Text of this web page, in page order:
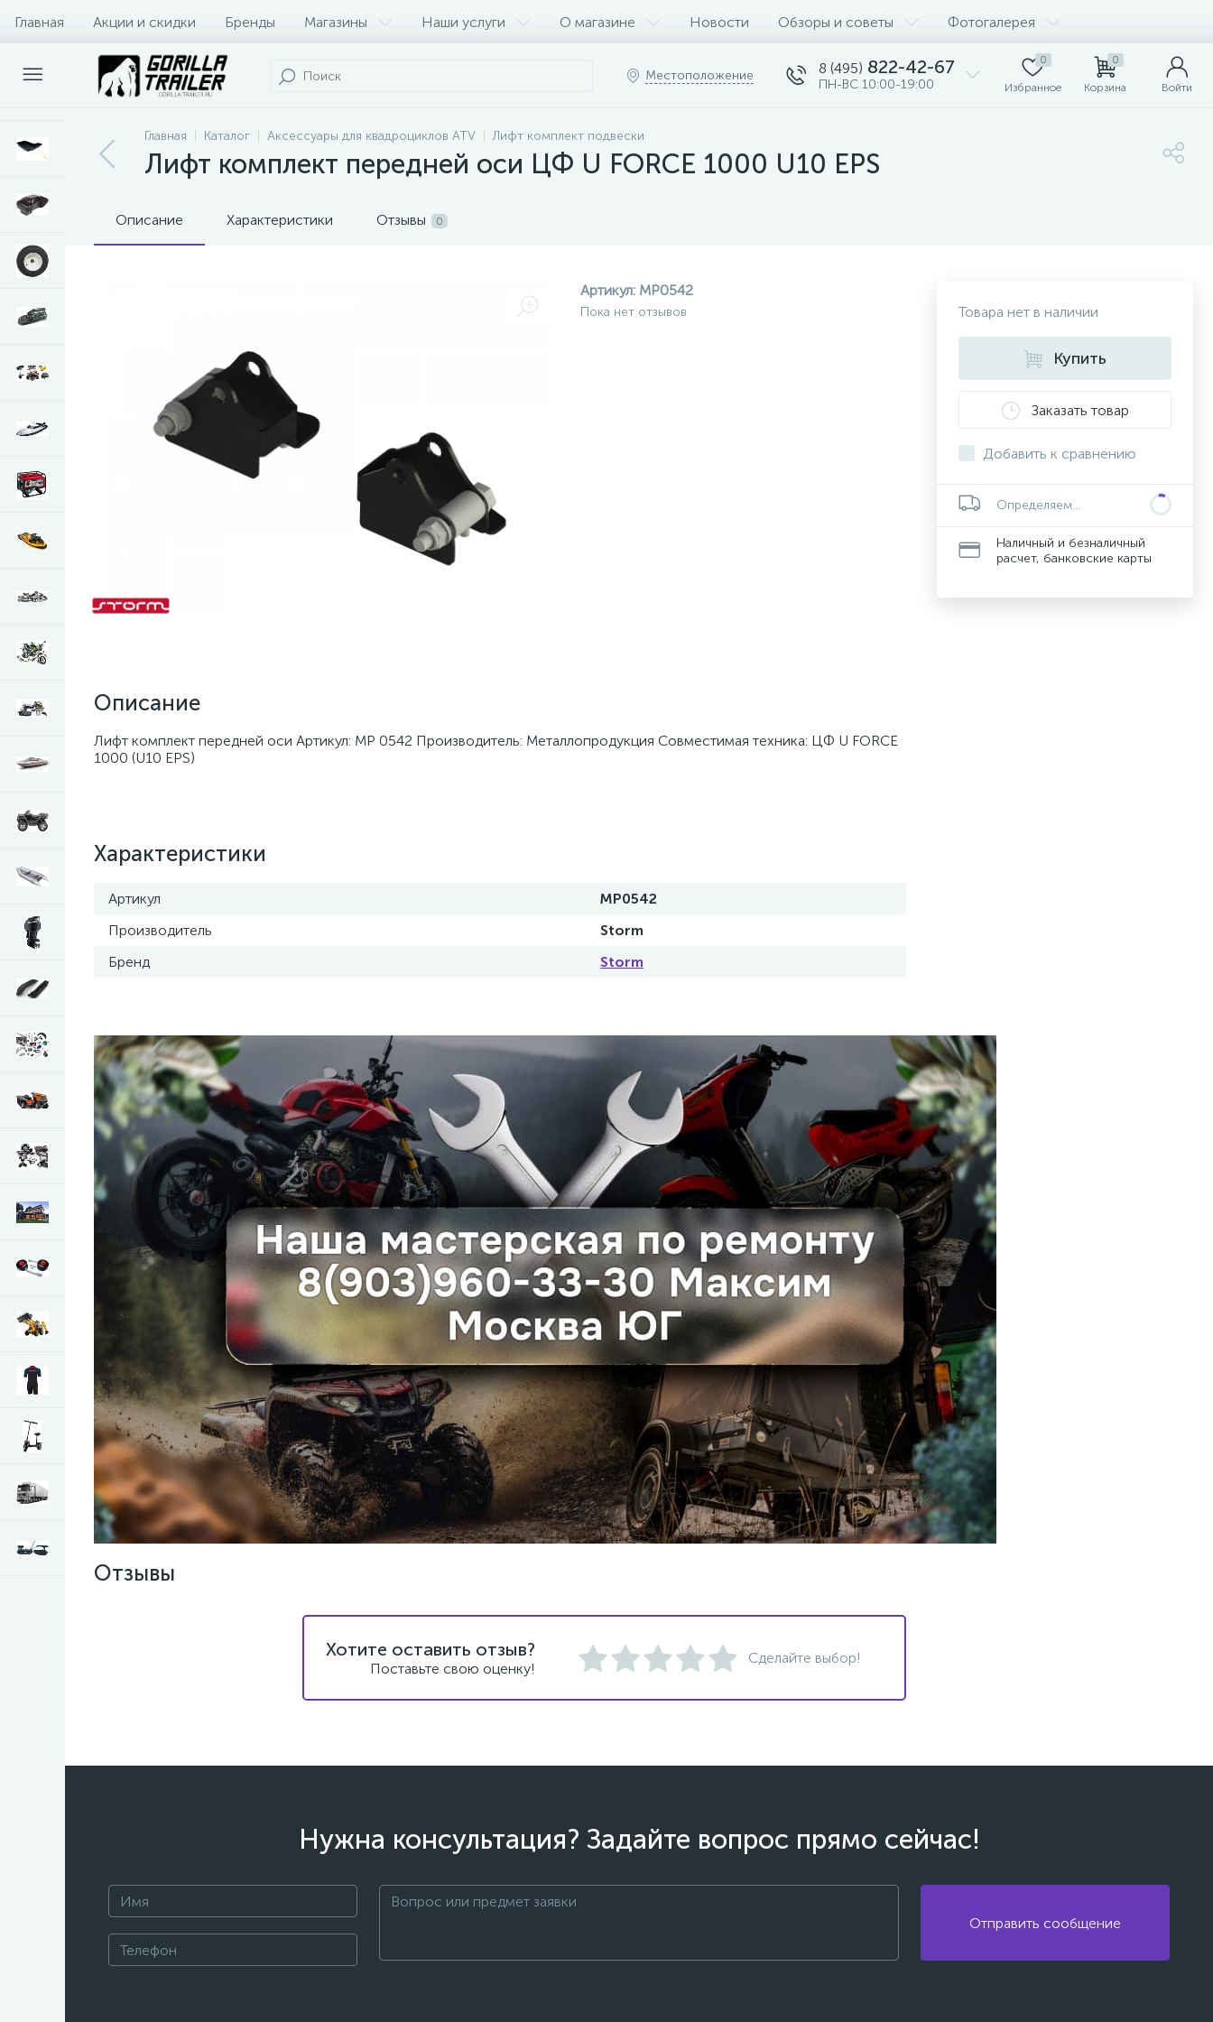
Главная Акции и скидки Бренды Магазины Наши услуги О магазине Новости Обзоры и советы Фотогалерея
Оплата и доставка Контакты
Местоположение 8 (495) 822-42-67
ПН-ВС 10:00-19:00
0
Избранное
0
Корзина Войти
Главная Каталог Аксессуары для квадроциклов ATV Лифт комплект подвески
Лифт комплект передней оси ЦФ U FORCE 1000 U10 EPS
Описание Характеристики Отзывы 0
Артикул: MP0542
Пока нет отзывов
Описание
Лифт комплект передней оси Артикул: MP 0542 Производитель: Металлопродукция Совместимая техника: ЦФ U FORCE
1000 (U10 EPS)
Характеристики
Артикул
MP0542
Производитель
Storm
Бренд
Storm
Товара нет в наличии
Купить
Заказать товар
Добавить к сравнению
Определяем...
Наличный и безналичный
расчет, банковские карты
Отзывы
Хотите оставить отзыв?
Поставьте свою оценку!
Сделайте выбор!
Нужна консультация? Задайте вопрос прямо сейчас!
Отправить сообщение